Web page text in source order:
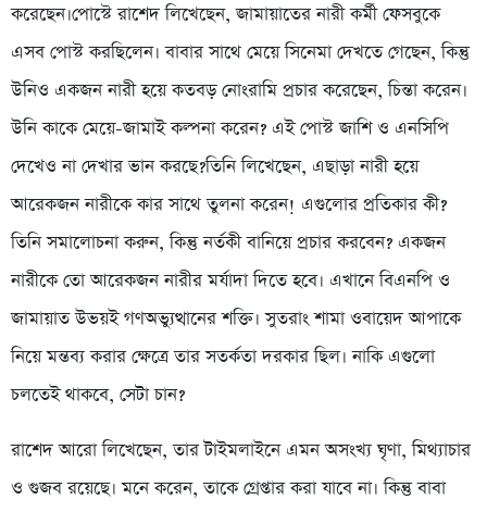
করেছেন।পোস্টে রাশেদ লিখেছেন, জামায়াতের নারী কর্মী ফেসবুকে
এসব পোস্ট করছিলেন। বাবার সাথে মেয়ে সিনেমা দেখতে গেছেন, কিন্তু
উনিও একজন নারী হয়ে কতবড় নোংরামি প্রচার করেছেন, চিন্তা করেন।
উনি কাকে মেয়ে-জামাই কল্পনা করেন? এই পোস্ট জাশি ও এনসিপি
দেখেও না দেখার ভান করছে?তিনি লিখেছেন, এছাড়া নারী হয়ে
আরেকজন নারীকে কার সাথে তুলনা করেন! এগুলোর প্রতিকার কী?
তিনি সমালোচনা করুন, কিন্তু নর্তকী বানিয়ে প্রচার করবেন? একজন
নারীকে তো আরেকজন নারীর মর্যাদা দিতে হবে। এখানে বিএনপি ও
জামায়াত উভয়ই গণঅভ্যুত্থানের শক্তি। সুতরাং শামা ওবায়েদ আপাকে
নিয়ে মন্তব্য করার ক্ষেত্রে তার সতর্কতা দরকার ছিল। নাকি এগুলো
চলতেই থাকবে, সেটা চান?
রাশেদ আরো লিখেছেন, তার টাইমলাইনে এমন অসংখ্য ঘৃণা, মিথ্যাচার
ও গুজব রয়েছে। মনে করেন, তাকে গ্রেপ্তার করা যাবে না। কিন্তু বাবা